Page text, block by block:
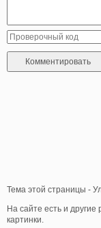
Тема этой страницы -
На сайте есть и
картинки.